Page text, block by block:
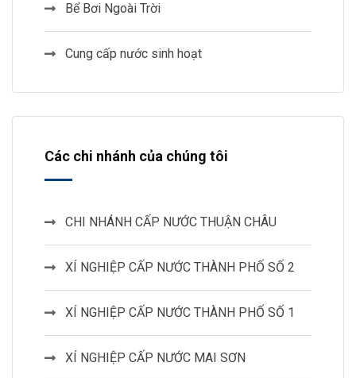
Bể Bơi Ngoài Trời
Cung cấp nước sinh hoạt
Các chi nhánh của chúng tôi
CHI NHÁNH CẤP NƯỚC THUẬN CHÂU
XÍ NGHIỆP CẤP NƯỚC THÀNH PHỐ SỐ 2
XÍ NGHIỆP CẤP NƯỚC THÀNH PHỐ SỐ 1
XÍ NGHIỆP CẤP NƯỚC MAI SƠN